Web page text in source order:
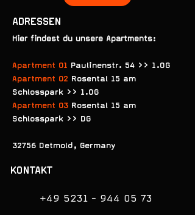
ADRESSEN
Hier findest du unsere Apartments:
Apartment 01 Paulinenstr. 54 >> 1.OG
Apartment 02 Rosental 15 am
Schlosspark >> 1.OG
Apartment 03 Rosental 15 am
Schlosspark >> DG
32756 Detmold, Germany
KONTAKT
+49 5231 - 944 05 73